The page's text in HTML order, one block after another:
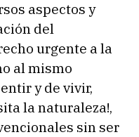
aspectos y
del
urgente a la
al mismo
y de vivir,
la naturaleza!,
sin ser